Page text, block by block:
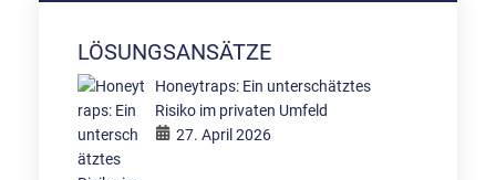
LÖSUNGSANSÄTZE
Honeytraps: Ein unterschätztes
Risiko im privaten Umfeld
27. April 2026